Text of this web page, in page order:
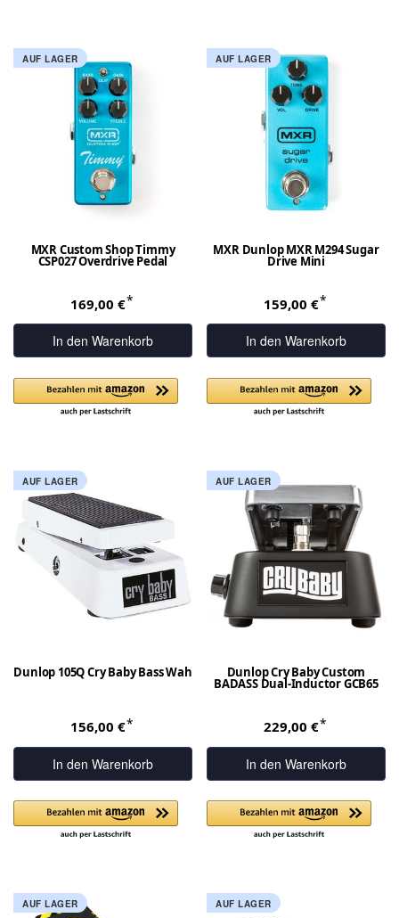
AUF LAGER
MXR Custom Shop Timmy
CSP027 Overdrive Pedal
169,00 €*
In den Warenkorb
AUF LAGER
MXR Dunlop MXR M294 Sugar
Drive Mini
159,00 €*
In den Warenkorb
AUF LAGER
Dunlop 105Q Cry Baby Bass Wah
156,00 €*
In den Warenkorb
AUF LAGER
Dunlop Cry Baby Custom
BADASS Dual-Inductor GCB65
229,00 €*
In den Warenkorb
AUF LAGER AUF LAGER